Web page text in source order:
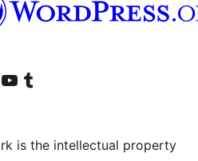
Instagram
LinkedIn
compte TokTok
Visiter notre chaîne YouTube
Visiter notre compte Tumblr
is the intellectual property